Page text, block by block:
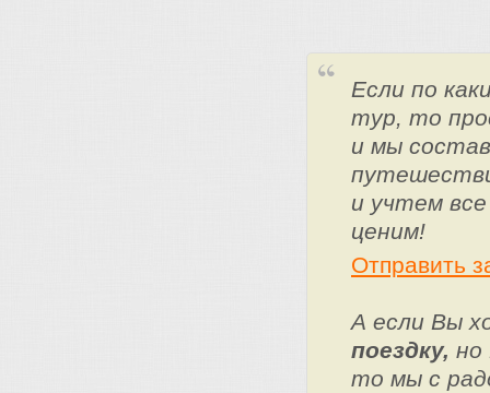
Если по
тур, то
и мы
и учтем
ценим!
Отправить
А если Вы
поездку, но
то мы с